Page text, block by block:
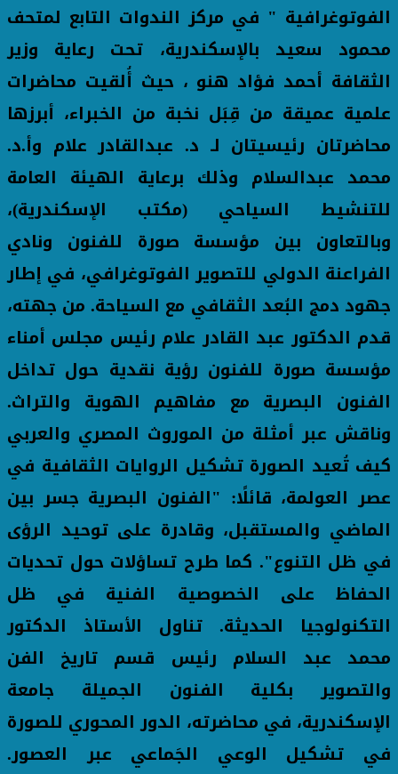
الفوتوغرافية " في مركز الندوات التابع لمتحف
محمود سعيد بالإسكندرية، تحت رعاية وزير
الثقافة أحمد فؤاد هنو ، حيث أُلقيت محاضرات
علمية عميقة من قِبَل نخبة من الخبراء، أبرزها
محاضرتان رئيسيتان لـ د. عبدالقادر علام وأ.د.
محمد عبدالسلام وذلك برعاية الهيئة العامة
للتنشيط السياحي (مكتب الإسكندرية)،
وبالتعاون بين مؤسسة صورة للفنون ونادي
الفراعنة الدولي للتصوير الفوتوغرافي، في إطار
جهود دمج البُعد الثقافي مع السياحة. من جهته،
قدم الدكتور عبد القادر علام رئيس مجلس أمناء
مؤسسة صورة للفنون رؤية نقدية حول تداخل
الفنون البصرية مع مفاهيم الهوية والتراث.
وناقش عبر أمثلة من الموروث المصري والعربي
كيف تُعيد الصورة تشكيل الروايات الثقافية في
عصر العولمة، قائلًا: "الفنون البصرية جسر بين
الماضي والمستقبل، وقادرة على توحيد الرؤى
في ظل التنوع". كما طرح تساؤلات حول تحديات
الحفاظ على الخصوصية الفنية في ظل
التكنولوجيا الحديثة. تناول الأستاذ الدكتور
محمد عبد السلام رئيس قسم تاريخ الفن
والتصوير بكلية الفنون الجميلة جامعة
الإسكندرية، في محاضرته، الدور المحوري للصورة
في تشكيل الوعي الجَماعي عبر العصور.